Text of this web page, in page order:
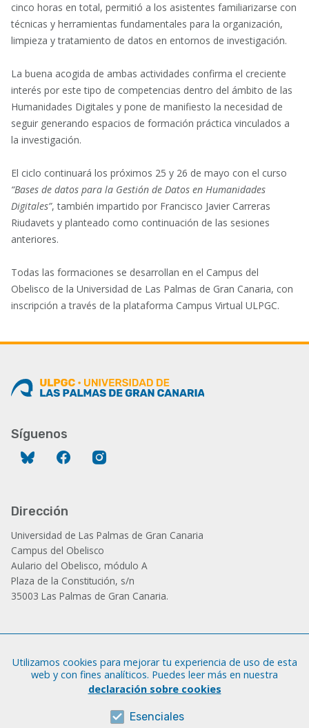
cinco horas en total, permitió a los asistentes familiarizarse con
técnicas y herramientas fundamentales para la organización,
limpieza y tratamiento de datos en entornos de investigación.
La buena acogida de ambas actividades confirma el creciente
interés por este tipo de competencias dentro del ámbito de las
Humanidades Digitales y pone de manifiesto la necesidad de
seguir generando espacios de formación práctica vinculados a
la investigación.
El ciclo continuará los próximos 25 y 26 de mayo con el curso
“Bases de datos para la Gestión de Datos en Humanidades
Digitales”, también impartido por Francisco Javier Carreras
Riudavets y planteado como continuación de las sesiones
anteriores.
Todas las formaciones se desarrollan en el Campus del
Obelisco de la Universidad de Las Palmas de Gran Canaria, con
inscripción a través de la plataforma Campus Virtual ULPGC.
Síguenos
Bluesky Facebook
Dirección
Universidad de Las Palmas de Gran Canaria
Campus del Obelisco
Aulario del Obelisco, módulo A
Plaza de la Constitución, s/n
35003 Las Palmas de Gran Canaria.
Tfno.: +34 928 452 771 / 452 787
Fax: +34 928 451 701
Utilizamos cookies para mejorar tu experiencia de uso de esta
web y con fines analíticos. Puedes leer más en nuestra
declaración sobre cookies
Esenciales